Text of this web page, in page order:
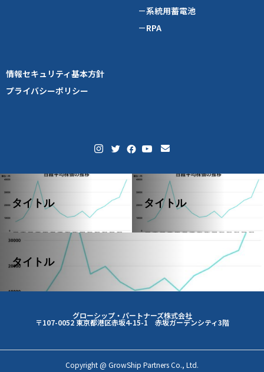
－系統用蓄電池
－RPA
情報セキュリティ基本方針
プライバシーポリシー
タイトル タイトル
タイトル
グローシップ・パートナーズ株式会社
〒107-0052 東京都港区赤坂4-15-1 赤坂ガーデンシティ3階
Copyright @ GrowShip Partners Co., Ltd.